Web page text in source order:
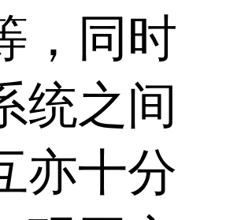
，同时
统之间
亦十分